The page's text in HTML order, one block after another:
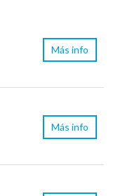
Más info
Más info